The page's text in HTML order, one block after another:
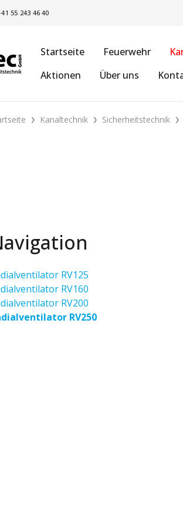
55 243 46 40
Startseite
Feuerwehr
Aktionen
Über uns
Kanaltechnik Sicherheitstechnik
RV125
RV160
RV200
RV250